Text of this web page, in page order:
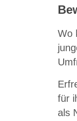
Wo
für
als